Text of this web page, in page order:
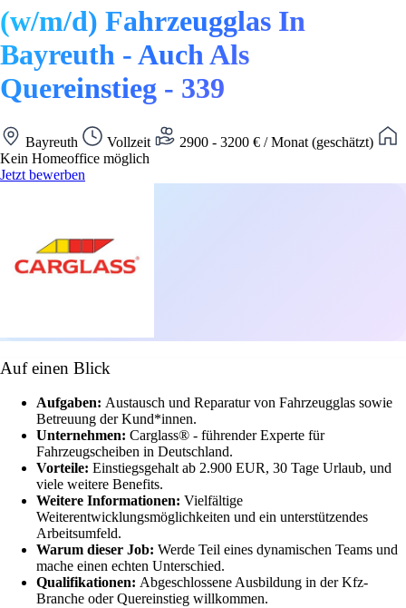
(w/m/d) Fahrzeugglas In
Bayreuth - Auch Als
Quereinstieg - 339
Bayreuth Vollzeit
2900 - 3200 € / Monat (geschätzt)
Kein Homeoffice möglich
Jetzt bewerben
Auf einen Blick
Aufgaben: Austausch und Reparatur von Fahrzeugglas sowie
Betreuung der Kund*innen.
Unternehmen: Carglass® - führender Experte für
Fahrzeugscheiben in Deutschland.
Vorteile: Einstiegsgehalt ab 2.900 EUR, 30 Tage Urlaub, und
viele weitere Benefits.
Weitere Informationen: Vielfältige
Weiterentwicklungsmöglichkeiten und ein unterstützendes
Arbeitsumfeld.
Warum dieser Job: Werde Teil eines dynamischen Teams und
mache einen echten Unterschied.
Qualifikationen: Abgeschlossene Ausbildung in der Kfz-
Branche oder Quereinstieg willkommen.